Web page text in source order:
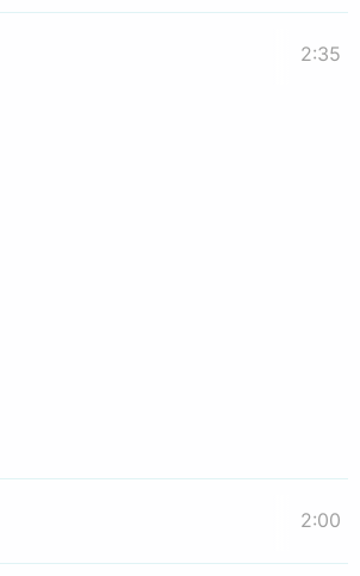
2:35
2:00